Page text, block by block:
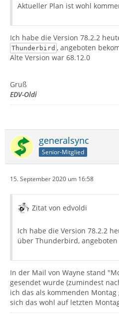
Aktueller Plan ist wohl
Ich habe die Version 78.2.2
Thunderbird , angeboten
Alte Version war 68.12.0
Gruß
EDV-Oldi
generalsync
Senior-Mitglied
15. September 2020 um 16:58
Zitat von edvoldi
Ich habe die Version 78.2.2
über Thunderbird, angeboten
In der Mail von Wayne stand
gesendet wurde (zumindest
ich das als kommenden
sich das wohl auf letzten